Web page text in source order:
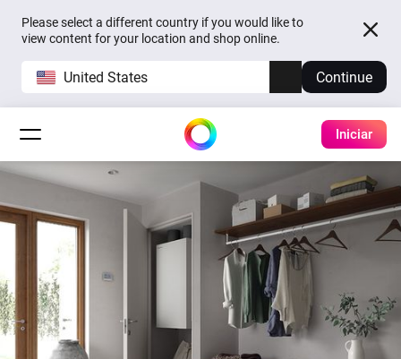
Please select a different country if you would like to
view content for your location and shop online.
United States Continue
Iniciar